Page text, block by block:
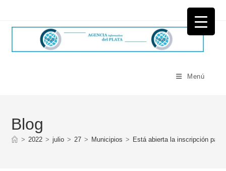
Menú
Blog
> 2022 > julio > 27 > Municipios > Está abierta la inscripción